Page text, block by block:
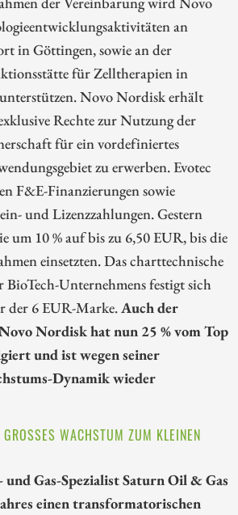
an
in Göttingen, sowie an der
für Zelltherapien in
Novo Nordisk erhält
Rechte zur Nutzung der
für ein vordefiniertes
zu erwerben. Evotec
F&E-Finanzierungen sowie
und Lizenzzahlungen. Gestern
um 10 % auf bis zu 6,50 EUR, bis die
einsetzten. Das charttechnische
Unternehmens festigt sich
der 6 EUR-Marke.Auch der
Nordisk hat nun 25 % vom Top
und ist wegen seiner
Dynamik wieder
WACHSTUM ZUM KLEINEN P
Gas-Spezialist Saturn Oil & Gas
einen transformatorischen